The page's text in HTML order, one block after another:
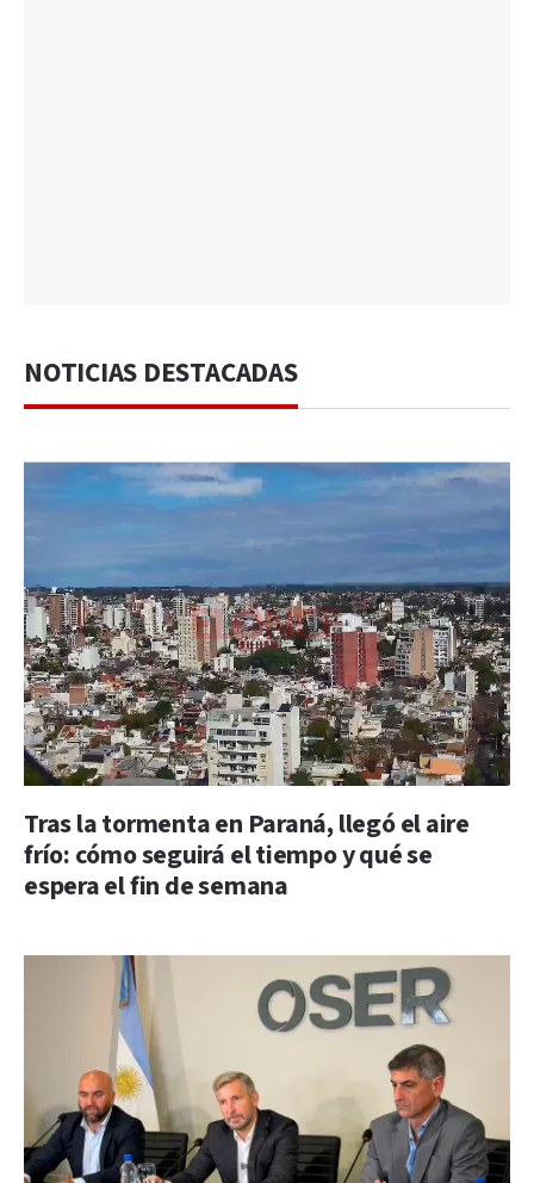
NOTICIAS DESTACADAS
Tras la tormenta en Paraná, llegó el aire
frío: cómo seguirá el tiempo y qué se
espera el fin de semana